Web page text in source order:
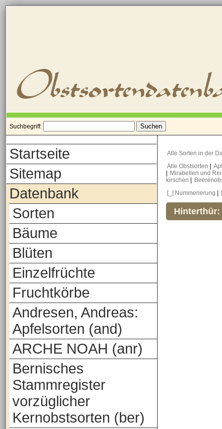
Suchbegriff:
Startseite
Sitemap
Datenbank
Sorten
Bäume
Blüten
Einzelfrüchte
Fruchtkörbe
Andresen, Andreas:
Apfelsorten (and)
ARCHE NOAH (anr)
Bernisches
Stammregister
vorzüglicher
Kernobstsorten (ber)
Alle Sorten in der
Alle Obstsorten
Mirabellen und
kirschen
[_] Nummerierung